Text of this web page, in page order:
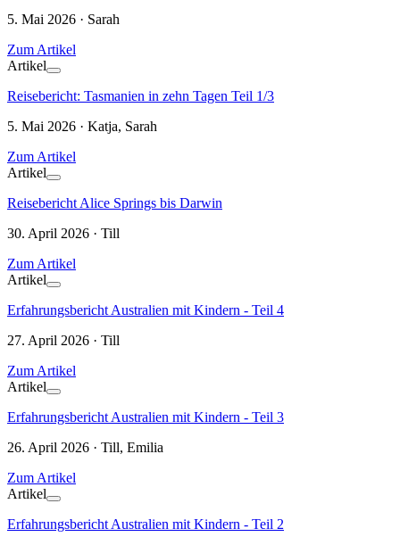
5. Mai 2026 · Sarah
Zum Artikel
Artikel
Reisebericht: Tasmanien in zehn Tagen Teil 1/3
5. Mai 2026 · Katja, Sarah
Zum Artikel
Artikel
Reisebericht Alice Springs bis Darwin
30. April 2026 · Till
Zum Artikel
Artikel
Erfahrungsbericht Australien mit Kindern - Teil 4
27. April 2026 · Till
Zum Artikel
Artikel
Erfahrungsbericht Australien mit Kindern - Teil 3
26. April 2026 · Till, Emilia
Zum Artikel
Artikel
Erfahrungsbericht Australien mit Kindern - Teil 2